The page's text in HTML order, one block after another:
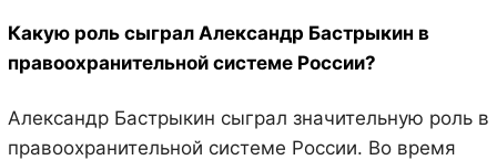
Какую роль сыграл Александр Бастрыкин в
правоохранительной системе России?
Александр Бастрыкин сыграл значительную роль в
правоохранительной системе России. Во время